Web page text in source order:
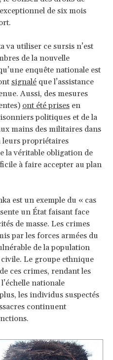
de six mois
va utiliser ce sursis n’est
de la nouvelle
enquête nationale est
signalé que l’assistance
Aussi, des mesures
ont été prises en
politiques et de la
mains des militaires dans
leurs propriétaires
la véritable obligation de
à faire accepter au plan
est un exemple du « cas
un État faisant face
de masse. Les crimes
par les forces armées du
de la population
Le groupe ethnique
ces crimes, rendant les
nationale
les individus suspectés
continuent